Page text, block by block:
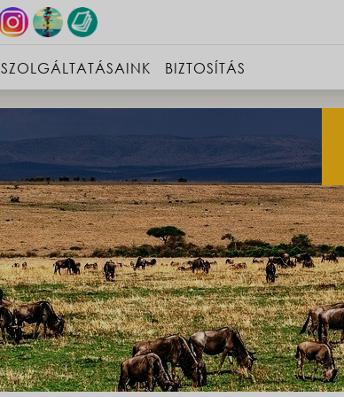
SZOLGÁLTATÁSAINK BIZTOSÍTÁS